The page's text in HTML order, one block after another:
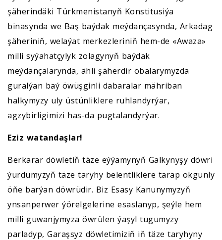
şäherindäki Türkmenistanyň Konstitusiýa
binasynda we Baş baýdak meýdançasynda, Arkadag
şäheriniň, welaýat merkezleriniň hem-de «Awaza»
milli syýahatçylyk zolagynyň baýdak
meýdançalarynda, ähli şäherdir obalarymyzda
guralýan baý öwüşginli dabaralar mähriban
halkymyzy uly üstünliklere ruhlandyrýar,
agzybirligimizi has-da pugtalandyrýar.
Eziz watandaşlar!
Berkarar döwletiň täze eýýamynyň Galkynyşy döwri
ýurdumyzyň täze taryhy belentliklere tarap okgunly
öňe barýan döwrüdir. Biz Esasy Kanunymyzyň
ynsanperwer ýörelgelerine esaslanyp, şeýle hem
milli guwanjymyza öwrülen ýaşyl tugumyzy
parladyp, Garaşsyz döwletimiziň iň täze taryhyny